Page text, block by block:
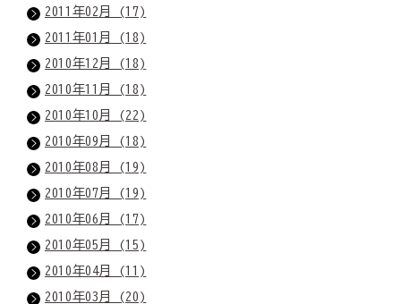
2011年02月 (17)
2011年01月 (18)
2010年12月 (18)
2010年11月 (18)
2010年10月 (22)
2010年09月 (18)
2010年08月 (19)
2010年07月 (19)
2010年06月 (17)
2010年05月 (15)
2010年04月 (11)
2010年03月 (20)